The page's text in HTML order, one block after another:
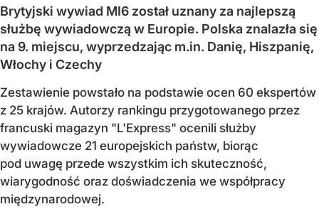
Brytyjski wywiad MI6 został uznany za najlepszą
służbę wywiadowczą w Europie. Polska znalazła się
na 9. miejscu, wyprzedzając m.in. Danię, Hiszpanię,
Włochy i Czechy
Zestawienie powstało na podstawie ocen 60 ekspertów
z 25 krajów. Autorzy rankingu przygotowanego przez
francuski magazyn "L'Express" ocenili służby
wywiadowcze 21 europejskich państw, biorąc
pod uwagę przede wszystkim ich skuteczność,
wiarygodność oraz doświadczenia we współpracy
międzynarodowej.